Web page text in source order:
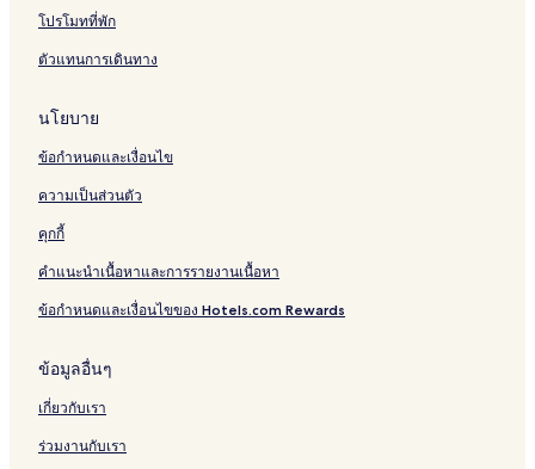
โปรโมทที่พัก
ตัวแทนการเดินทาง
นโยบาย
ข้อกำหนดและเงื่อนไข
ความเป็นส่วนตัว
คุกกี้
คำแนะนำเนื้อหาและการรายงานเนื้อหา
ข้อกำหนดและเงื่อนไขของ Hotels.com Rewards
ข้อมูลอื่นๆ
เกี่ยวกับเรา
ร่วมงานกับเรา